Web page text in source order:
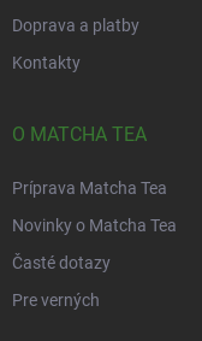
Doprava a platby
Kontakty
O MATCHA TEA
Príprava Matcha Tea
Novinky o Matcha Tea
Časté dotazy
Pre verných